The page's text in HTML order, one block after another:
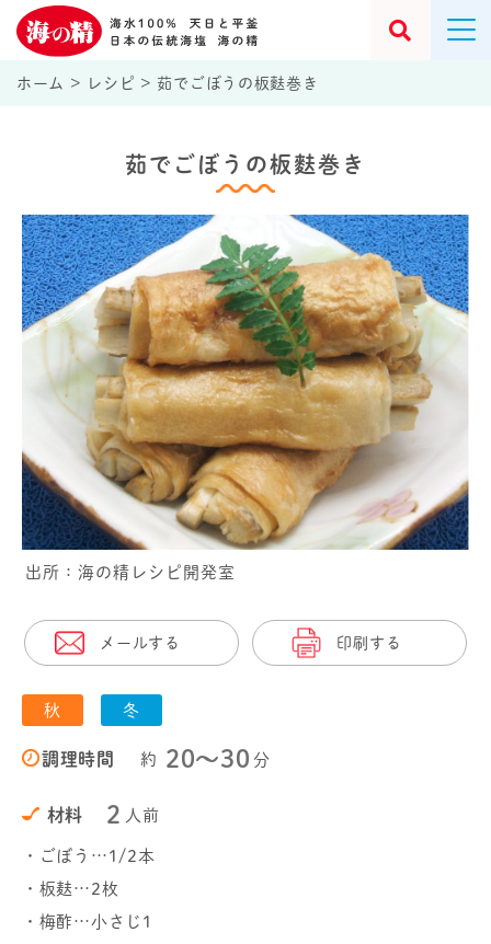
ホーム > レシピ > 茹でごぼうの板麩巻き
茹でごぼうの板麩巻き
出所：海の精レシピ開発室
メールする 印刷する
秋 冬
調理時間 約 20〜30 分
材料 2 人前
・ごぼう…1/2本
・板麸…2枚
・梅酢…小さじ1